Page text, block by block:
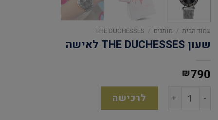
עמוד הבית / מותגים /
THE DUCHESSES
שעון THE DUCHESSES לאישה
₪790
לרכישה